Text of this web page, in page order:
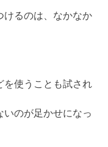
けるのは、なかなか
を使うことも試され
いのが足かせになっ